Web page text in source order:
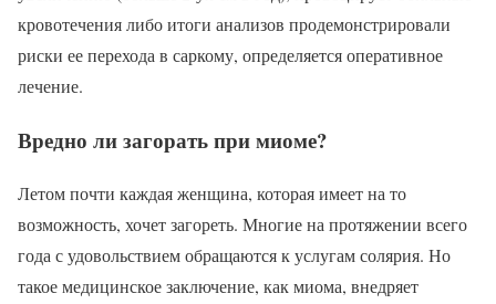
кровотечения либо итоги анализов продемонстрировали
риски ее перехода в саркому, определяется оперативное
лечение.
Вредно ли загорать при миоме?
Летом почти каждая женщина, которая имеет на то
возможность, хочет загореть. Многие на протяжении всего
года с удовольствием обращаются к услугам солярия. Но
такое медицинское заключение, как миома, внедряет